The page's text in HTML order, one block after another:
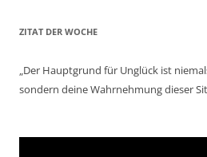
ZITAT DER WOCHE
„Der Hauptgrund für Unglück ist
sondern deine Wahrnehmung dieser